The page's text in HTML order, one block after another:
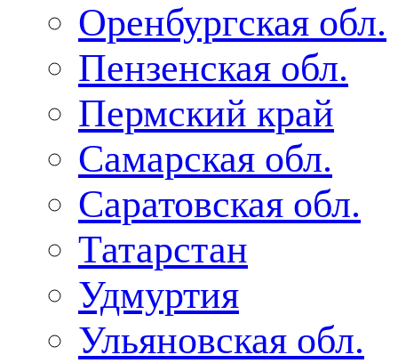
Оренбургская обл.
Пензенская обл.
Пермский край
Самарская обл.
Саратовская обл.
Татарстан
Удмуртия
Ульяновская обл.